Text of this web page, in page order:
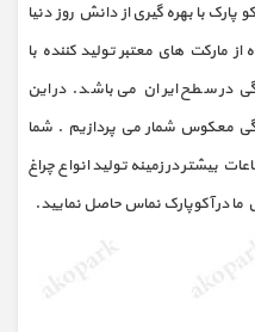
با بهره گیری از دانش روز دنیا
مارکت های معتبر تولید کننده با
در سطح ایران می باشد. در این
معکوس شمار می پردازیم . شما
بیشتر در زمینه تولید انواع چراغ
ما در آکوپارک نماس حاصل نمایید.